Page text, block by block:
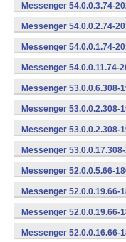
Messenger 54.0.0.3.74-
Messenger 54.0.0.2.74-
Messenger 54.0.0.1.74-
Messenger 54.0.0.11.74-
Messenger 53.0.0.6.308-
Messenger 53.0.0.2.308-
Messenger 53.0.0.2.308-
Messenger
Messenger 52.0.0.5.66-
Messenger 52.0.0.19.66-
Messenger 52.0.0.19.66-
Messenger 52.0.0.16.66-